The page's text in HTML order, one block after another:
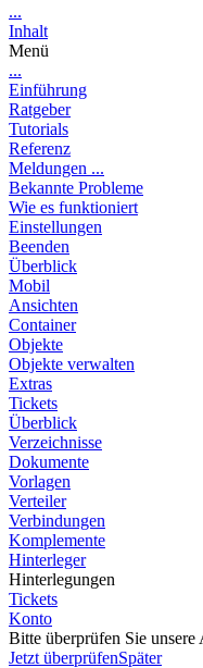
...
Inhalt
Menü
...
Einführung
Ratgeber
Tutorials
Referenz
Meldungen ...
Bekannte Probleme
Wie es funktioniert
Einstellungen
Beenden
Überblick
Mobil
Ansichten
Container
Objekte
Objekte verwalten
Extras
Tickets
Überblick
Verzeichnisse
Dokumente
Vorlagen
Verteiler
Verbindungen
Komplemente
Hinterleger
Hinterlegungen
Tickets
Konto
Bitte überprüfen Sie
Jetzt überprüfenSpäter